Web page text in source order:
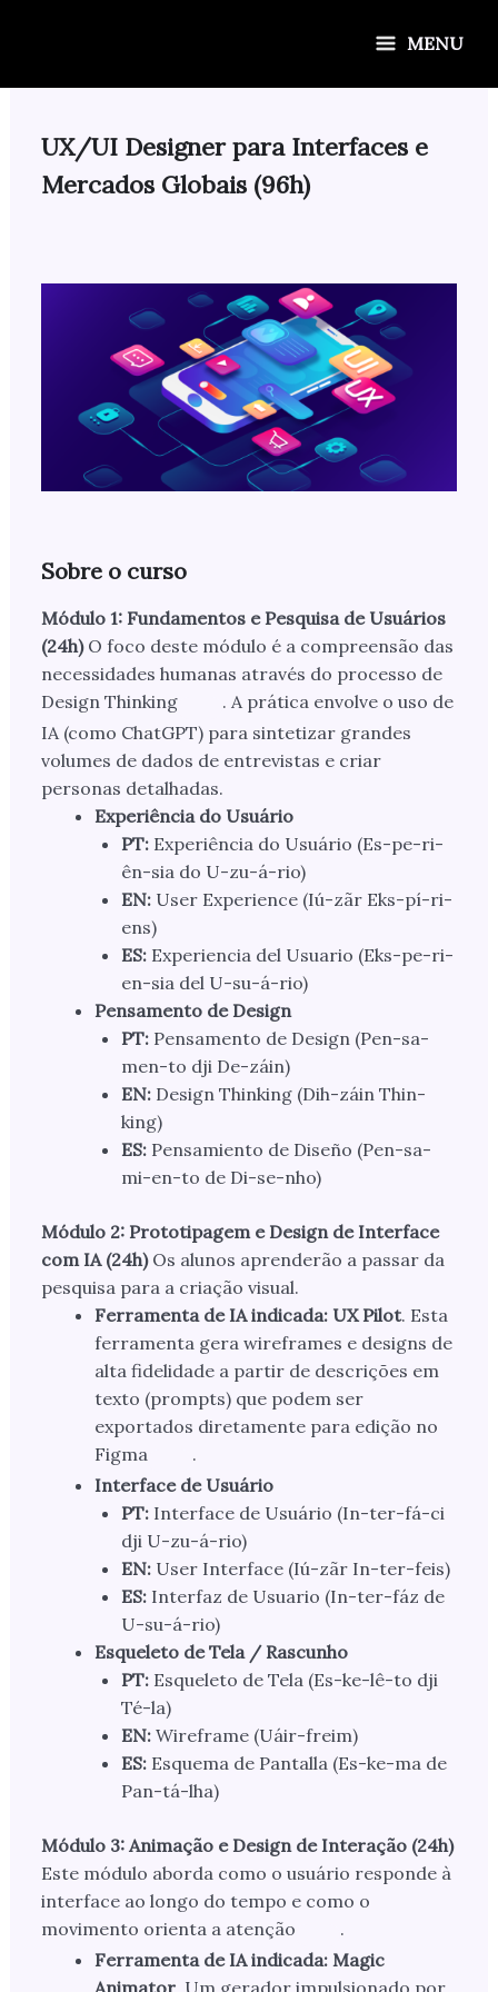
MENU
UX/UI Designer para Interfaces e
Mercados Globais (96h)
Sobre o curso
Módulo 1: Fundamentos e Pesquisa de Usuários
(24h) O foco deste módulo é a compreensão das
necessidades humanas através do processo de
Design Thinking
. A prática envolve o uso de
IA (como ChatGPT) para sintetizar grandes
volumes de dados de entrevistas e criar
personas detalhadas.
Experiência do Usuário
PT:Experiência do Usuário (Es-pe-ri-
ên-sia do U-zu-á-rio)
EN:User Experience (Iú-zãr Eks-pí-ri-
ens)
ES:Experiencia del Usuario (Eks-pe-ri-
en-sia del U-su-á-rio)
Pensamento de Design
PT:Pensamento de Design (Pen-sa-
men-to dji De-záin)
EN:Design Thinking (Dih-záin Thin-
king)
ES:Pensamiento de Diseño (Pen-sa-
mi-en-to de Di-se-nho)
Módulo 2: Prototipagem e Design de Interface
com IA (24h) Os alunos aprenderão a passar da
pesquisa para a criação visual.
Ferramenta de IA indicada: UX Pilot. Esta
ferramenta gera wireframes e designs de
alta fidelidade a partir de descrições em
texto (prompts) que podem ser
exportados diretamente para edição no
Figma
.
Interface de Usuário
PT:Interface de Usuário (In-ter-fá-ci
dji U-zu-á-rio)
EN:User Interface (Iú-zãr In-ter-feis)
ES:Interfaz de Usuario (In-ter-fáz de
U-su-á-rio)
Esqueleto de Tela / Rascunho
PT:Esqueleto de Tela (Es-ke-lê-to dji
Té-la)
EN:Wireframe (Uáir-freim)
ES:Esquema de Pantalla (Es-ke-ma de
Pan-tá-lha)
Módulo 3: Animação e Design de Interação (24h)
Este módulo aborda como o usuário responde à
interface ao longo do tempo e como o
movimento orienta a atenção
.
Ferramenta de IA indicada: Magic